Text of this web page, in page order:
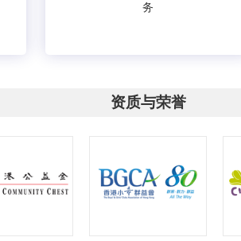
务
资质与荣誉